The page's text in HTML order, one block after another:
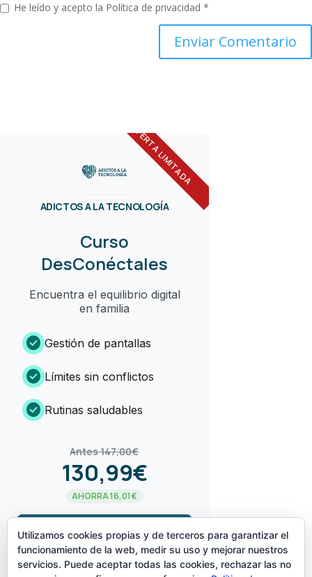
He leído y acepto la Política de privacidad *
OFERTA LIMITADA
ADICTOS A LA TECNOLOGÍA
Curso
DesConéctales
Encuentra el equilibrio digital
en familia
check_circle Gestión de pantallas
check_circle Límites sin conflictos
check_circle Rutinas saludables
Antes 147,00€
130,99€
AHORRA 16,01€
¡LO QUIERO!arrow_forward
Utilizamos cookies propias y de terceros para garantizar el
funcionamiento de la web, medir su uso y mejorar nuestros
servicios. Puede aceptar todas las cookies, rechazar las no